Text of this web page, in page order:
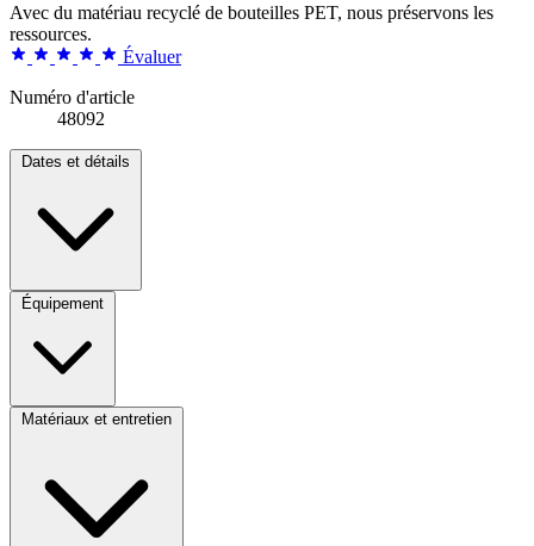
Avec du matériau recyclé de bouteilles PET, nous préservons les
ressources.
Évaluer
Numéro d'article
48092
Dates et détails
Équipement
Matériaux et entretien